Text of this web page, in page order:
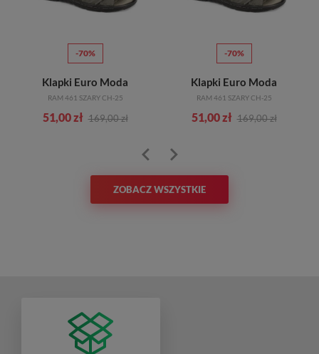
-70%
Klapki Euro Moda
RAM 461 SZARY CH-25
51,00 zł 169,00 zł
-70%
Klapki Euro Moda
RAM 461 SZARY CH-25
51,00 zł 169,00 zł
ZOBACZ WSZYSTKIE